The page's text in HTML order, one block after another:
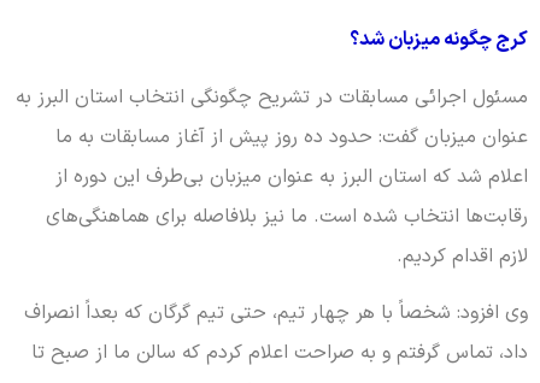
کرج چگونه میزبان شد؟
مسئول اجرائی مسابقات در تشریح چگونگی انتخاب استان البرز به
عنوان میزبان گفت: حدود ده روز پیش از آغاز مسابقات به ما
اعلام شد که استان البرز به عنوان میزبان بی‌طرف این دوره از
رقابت‌ها انتخاب شده است. ما نیز بلافاصله برای هماهنگی‌های
لازم اقدام کردیم.
وی افزود: شخصاً با هر چهار تیم، حتی تیم گرگان که بعداً انصراف
داد، تماس گرفتم و به صراحت اعلام کردم که سالن ما از صبح تا